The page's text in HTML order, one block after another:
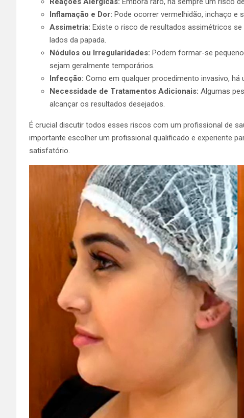
Inflamação e Dor: Pode ocorrer vermelhidão, inchaço e
Assimetria: Existe o risco de resultados assimétricos
lados da papada.
Nódulos ou Irregularidades: Podem formar-se
sejam geralmente temporários.
Infecção: Como em qualquer procedimento invasivo,
Necessidade de Tratamentos Adicionais: Algumas
alcançar os resultados desejados.
É crucial discutir todos esses riscos com um profissional de
importante escolher um profissional qualificado e experiente
satisfatório.